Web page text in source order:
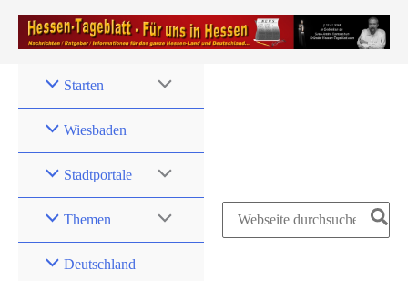
Zum
Inhalt
Starten
Wiesbaden
Stadtportale
Themen
Deutschland
Search